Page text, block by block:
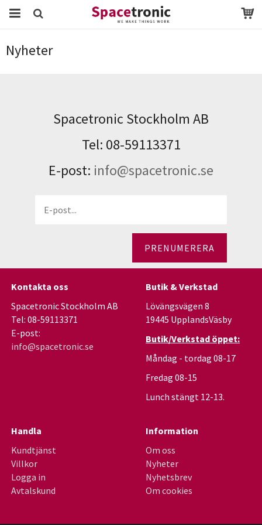
Startsida
Nyheter
Spacetronic Stockholm AB
Tel: 08-59113371
E-post: info@spacetronic.se
PRENUMERERA
Kontakta oss
Spacetronic Stockholm AB
Tel: 08-59113371
E-post:
info@spacetronic.se
Butik & Verkstad
Lövängsvägen 8
19445 UpplandsVäsby
Butik/Verkstad öppet:
Måndag - tordag 08-17
Fredag 08-15
Lunch stängt 12-13.
Handla
Kundtjänst
Villkor
Logga in
Avtalskund
Information
Om oss
Nyheter
Nyhetsbrev
Om cookies